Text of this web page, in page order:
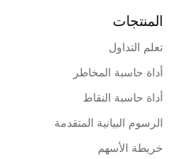
المنتجات
تعلم التداول
أداة حاسبة المخاطر
أداة حاسبة النقاط
الرسوم البيانية المتقدمة
خريطة الأسهم